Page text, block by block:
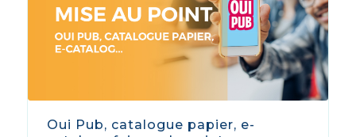
Oui Pub, catalogue papier, e-